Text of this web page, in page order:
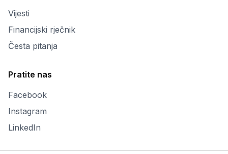
Vijesti
Financijski rječnik
Česta pitanja
Pratite nas
Facebook
Instagram
LinkedIn